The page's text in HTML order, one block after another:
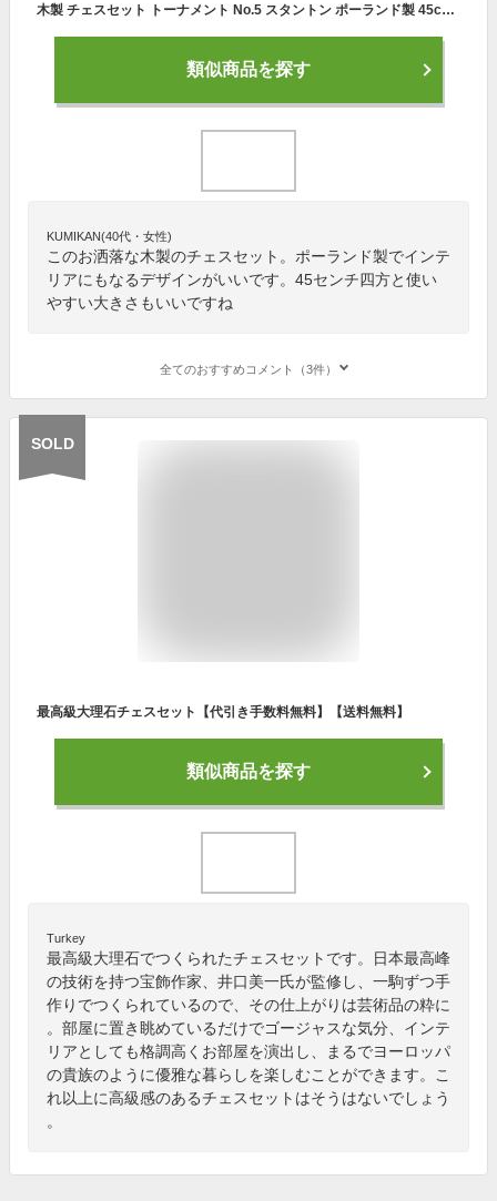
木製 チェスセット トーナメント No.5 スタントン ポーランド製 45cm×45cm Tournament No.5 Staunton chess set 数量限定販売
類似商品を探す
KUMIKAN(40代・女性)
このお洒落な木製のチェスセット。ポーランド製でインテ
リアにもなるデザインがいいです。45センチ四方と使い
やすい大きさもいいですね
全てのおすすめコメント（3件）
SOLD
最高級大理石チェスセット【代引き手数料無料】【送料無料】
類似商品を探す
Turkey
最高級大理石でつくられたチェスセットです。日本最高峰
の技術を持つ宝飾作家、井口美一氏が監修し、一駒ずつ手
作りでつくられているので、その仕上がりは芸術品の粋に
。部屋に置き眺めているだけでゴージャスな気分、インテ
リアとしても格調高くお部屋を演出し、まるでヨーロッパ
の貴族のように優雅な暮らしを楽しむことができます。こ
れ以上に高級感のあるチェスセットはそうはないでしょう
。